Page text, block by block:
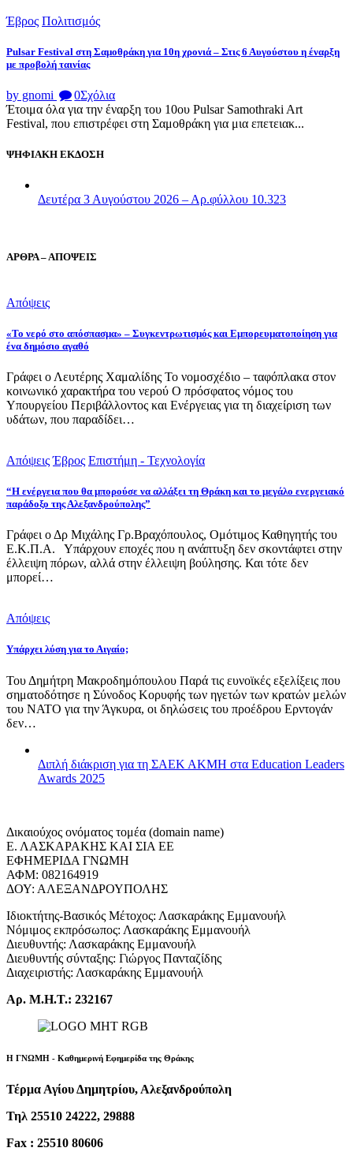
Έβρος Πολιτισμός
Pulsar Festival στη Σαμοθράκη για 10η χρονιά – Στις 6 Αυγούστου η έναρξη
με προβολή ταινίας
by gnomi 0Σχόλια
Έτοιμα όλα για την έναρξη του 10ου Pulsar Samothraki Art
Festival, που επιστρέφει στη Σαμοθράκη για μια επετειακ...
ΨΗΦΙΑΚΗ ΕΚΔΟΣΗ
Δευτέρα 3 Αυγούστου 2026 – Αρ.φύλλου 10.323
ΑΡΘΡΑ – ΑΠΟΨΕΙΣ
Απόψεις
«Το νερό στο απόσπασμα» – Συγκεντρωτισμός και Εμπορευματοποίηση για
ένα δημόσιο αγαθό
Γράφει ο Λευτέρης Χαμαλίδης Το νομοσχέδιο – ταφόπλακα στον
κοινωνικό χαρακτήρα του νερού Ο πρόσφατος νόμος του
Υπουργείου Περιβάλλοντος και Ενέργειας για τη διαχείριση των
υδάτων, που παραδίδει…
Απόψεις Έβρος Επιστήμη - Τεχνολογία
“Η ενέργεια που θα μπορούσε να αλλάξει τη Θράκη και το μεγάλο ενεργειακό
παράδοξο της Αλεξανδρούπολης”
Γράφει ο Δρ Μιχάλης Γρ.Βραχόπουλος, Ομότιμος Καθηγητής του
Ε.Κ.Π.Α. Υπάρχουν εποχές που η ανάπτυξη δεν σκοντάφτει στην
έλλειψη πόρων, αλλά στην έλλειψη βούλησης. Και τότε δεν
μπορεί…
Απόψεις
Υπάρχει λύση για το Αιγαίο;
Του Δημήτρη Μακροδημόπουλου Παρά τις ευνοϊκές εξελίξεις που
σηματοδότησε η Σύνοδος Κορυφής των ηγετών των κρατών μελών
του ΝΑΤΟ για την Άγκυρα, οι δηλώσεις του προέδρου Ερντογάν
δεν…
Διπλή διάκριση για τη ΣΑΕΚ ΑΚΜΗ στα Education Leaders
Awards 2025
Δικαιούχος ονόματος τομέα (domain name)
Ε. ΛΑΣΚΑΡΑΚΗΣ ΚΑΙ ΣΙΑ ΕΕ
ΕΦΗΜΕΡΙΔΑ ΓΝΩΜΗ
ΑΦΜ: 082164919
ΔΟΥ: ΑΛΕΞΑΝΔΡΟΥΠΟΛΗΣ
Ιδιοκτήτης-Βασικός Μέτοχος: Λασκαράκης Εμμανουήλ
Νόμιμος εκπρόσωπος: Λασκαράκης Εμμανουήλ
Διευθυντής: Λασκαράκης Εμμανουήλ
Διευθυντής σύνταξης: Γιώργος Πανταζίδης
Διαχειριστής: Λασκαράκης Εμμανουήλ
Αρ. Μ.Η.Τ.: 232167
Η ΓΝΩΜΗ - Καθημερινή Εφημερίδα της Θράκης
Τέρμα Αγίου Δημητρίου, Αλεξανδρούπολη
Τηλ 25510 24222, 29888
Fax : 25510 80606